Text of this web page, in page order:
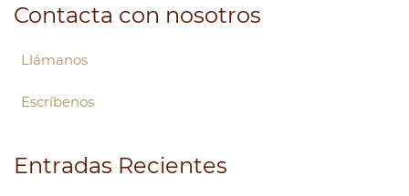
Contacta con nosotros
Llámanos
Escríbenos
Entradas Recientes